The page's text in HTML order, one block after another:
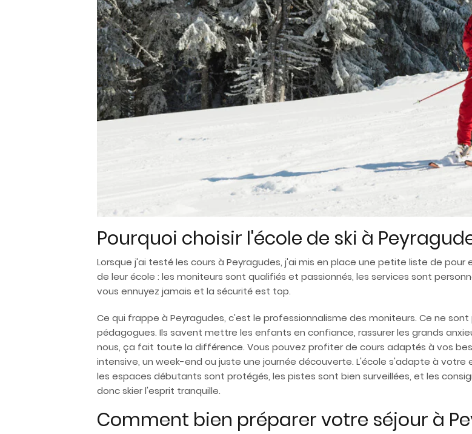
Pourquoi choisir l'école de ski à
Lorsque j'ai testé les cours à Peyragudes, j'ai mis en place une petite liste de
de leur école : les moniteurs sont qualifiés et passionnés, les services sont
vous ennuyez jamais et la sécurité est top.
Ce qui frappe à Peyragudes, c'est le professionnalisme des moniteurs. Ce ne
pédagogues. Ils savent mettre les enfants en confiance, rassurer les grands
nous, ça fait toute la différence. Vous pouvez profiter de cours adaptés à vos
intensive, un week-end ou juste une journée découverte. L'école s'adapte à
les espaces débutants sont protégés, les pistes sont bien surveillées, et les
donc skier l'esprit tranquille.
Comment bien préparer votre séjour à